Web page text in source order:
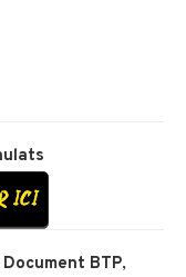
Document BTP,